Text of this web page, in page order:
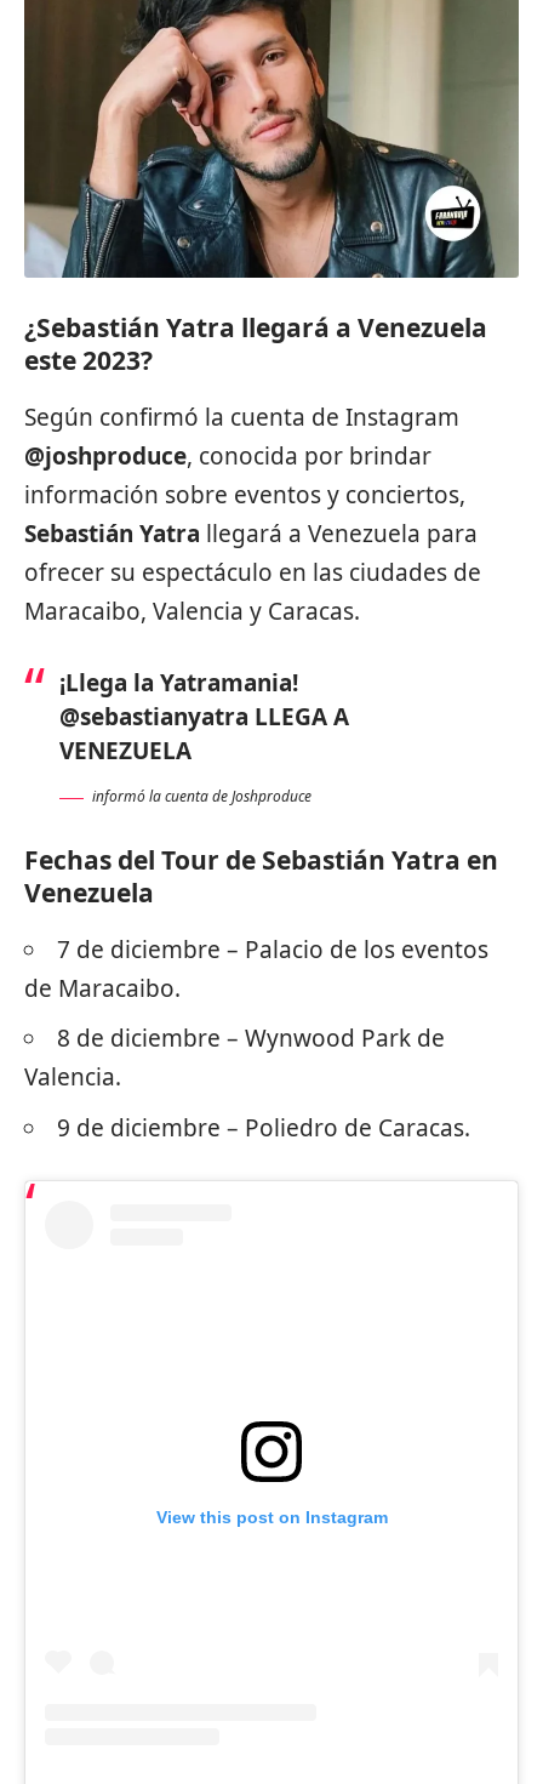
¿Sebastián Yatra llegará a Venezuela
este 2023?
Según confirmó la cuenta de Instagram
@joshproduce, conocida por brindar
información sobre eventos y conciertos,
Sebastián Yatra llegará a Venezuela para
ofrecer su espectáculo en las ciudades de
Maracaibo, Valencia y Caracas.
¡Llega la Yatramania!
@sebastianyatra LLEGA A
VENEZUELA
informó la cuenta de Joshproduce
Fechas del Tour de Sebastián Yatra en
Venezuela
7 de diciembre – Palacio de los eventos
de Maracaibo.
8 de diciembre – Wynwood Park de
Valencia.
9 de diciembre – Poliedro de Caracas.
View this post on Instagram